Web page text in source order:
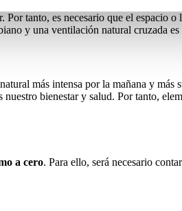
Por tanto, es necesario que el espacio
y una ventilación natural cruzada es
más intensa por la mañana y
bienestar y salud. Por tanto,
a cero. Para ello, será necesario